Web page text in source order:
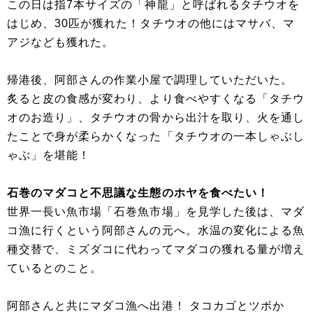
この日は指7本サイズの「神龍」と呼ばれるタチウオを
はじめ、30匹が獲れた！タチウオの他にはマサバ、マ
アジなども獲れた。
帰港後、阿部さんの作業小屋で調理していただいた。
炙ると皮の食感が変わり、より食べやすくなる「タチウ
オのお造り」、タチウオの骨から出汁を取り、火を通し
たことで身が柔らかくなった「タチウオの一本しゃぶし
ゃぶ」を堪能！
石巻のマダコと不思議な生態のホヤを食べたい！
世界一長い魚市場「石巻魚市場」を見学した後は、マダ
コ漁に行くという阿部さんの元へ。水温の変化による魚
種交替で、ミズダコに代わってマダコの獲れる量が増え
ているとのこと。
阿部さんと共にマダコ漁へ出港！ タコカゴとツボか